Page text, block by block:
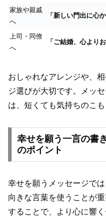
家族や親戚
へ
「新しい門出に心
上司・同僚
へ
「ご結婚、心より
おしゃれなアレンジや、
ジ選びが大切です。メッ
は、短くても気持ちのこ
幸せを願う一言の書
のポイント
幸せを願うメッセージで
向きな言葉を使うことが
することで、より心に響く